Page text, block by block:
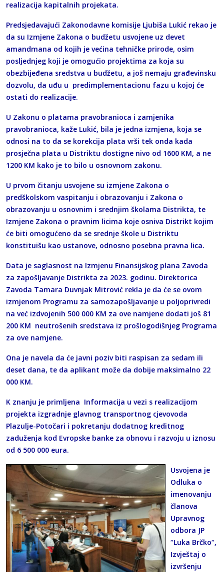
realizacija kapitalnih projekata.
Predsjedavajući Zakonodavne komisije Ljubiša Lukić rekao je
da su Izmjene Zakona o budžetu usvojene uz devet
amandmana od kojih je većina tehničke prirode, osim
posljednjeg koji je omogućio projektima za koja su
obezbijeđena sredstva u budžetu, a još nemaju građevinsku
dozvolu, da uđu u predimplementacionu fazu u kojoj će
ostati do realizacije.
U Zakonu o platama pravobranioca i zamjenika
pravobranioca, kaže Lukić, bila je jedna izmjena, koja se
odnosi na to da se korekcija plata vrši tek onda kada
prosječna plata u Distriktu dostigne nivo od 1600 KM, a ne
1200 KM kako je to bilo u osnovnom zakonu.
U prvom čitanju usvojene su izmjene Zakona o
predškolskom vaspitanju i obrazovanju i Zakona o
obrazovanju u osnovnim i srednjim školama Distrikta, te
Izmjene Zakona o pravnim licima koje osniva Distrikt kojim
će biti omogućeno da se srednje škole u Distriktu
konstituišu kao ustanove, odnosno posebna pravna lica.
Data je saglasnost na Izmjenu Finansijskog plana Zavoda
za zapošljavanje Distrikta za 2023. godinu. Direktorica
Zavoda Tamara Duvnjak Mitrović rekla je da će se ovom
izmjenom Programu za samozapošljavanje u poljoprivredi
na već izdvojenih 500 000 KM za ove namjene dodati još 81
200 KM neutrošenih sredstava iz prošlogodišnjeg Programa
za ove namjene.
Ona je navela da će javni poziv biti raspisan za sedam ili
deset dana, te da aplikant može da dobije maksimalno 22
000 KM.
K znanju je primljena Informacija u vezi s realizacijom
projekta izgradnje glavnog transportnog cjevovoda
Plazulje-Potočari i pokretanju dodatnog kreditnog
zaduženja kod Evropske banke za obnovu i razvoju u iznosu
od 6 500 000 eura.
Usvojena je
Odluka o
imenovanju
članova
Upravnog
odbora JP
“Luka Brčko“,
Izvještaj o
izvršenju